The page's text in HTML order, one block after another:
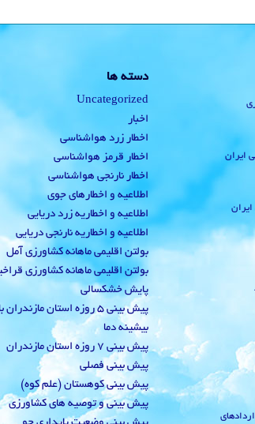
ایران
دسته ها
Uncategorized
اخبار
اخطار زرد هواشناسی
اخطار قرمز هواشناسی
اخطار نارنجی هواشناسی
اطلاعیه و اخطارهای جوی
اطلاعیه و اخطاریه زرد دریایی
اطلاعیه و اخطاریه نارنجی دریایی
بولتن اقلیمی ماهانه کشاورزی آمل
بولتن اقلیمی ماهانه کشاورزی
پایش خشکسالی
پیش بینی 5 روزه استان
بیشینه دما
پیش بینی 7 روزه استان مازندران
پیش بینی فصلی
پیش بینی کوهستان (علم کوه)
پیش بینی و توصیه های کشاورزی